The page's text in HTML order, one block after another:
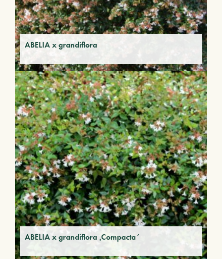
ABELIA x grandiflora
ABELIA x grandiflora ‚Compacta‘